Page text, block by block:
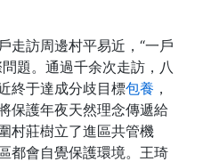
走訪周邊村平易近，“一戶
題。通過千余次走訪，八
終于達成分歧目標包養 ，
保護年夜天然理念傳遞給
村莊樹立了進區共管機
都會自覺保護環境。王琦